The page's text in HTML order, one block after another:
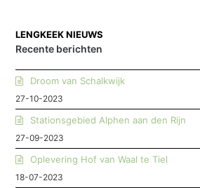
LENGKEEK NIEUWS
Recente berichten
Droom van Schalkwijk
27-10-2023
Stationsgebied Alphen aan den Rijn
27-09-2023
Oplevering Hof van Waal te Tiel
18-07-2023